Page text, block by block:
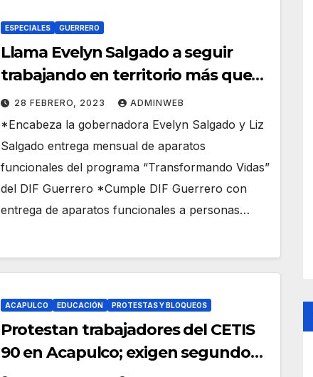
ESPECIALES GUERRERO
Llama Evelyn Salgado a seguir
trabajando en territorio más que
en escritorio con empatía y amor al
prójimo
28 FEBRERO, 2023 ADMINWEB
*Encabeza la gobernadora Evelyn Salgado y Liz
Salgado entrega mensual de aparatos
funcionales del programa “Transformando Vidas”
del DIF Guerrero *Cumple DIF Guerrero con
entrega de aparatos funcionales a personas…
ACAPULCO EDUCACIÓN PROTESTAS Y BLOQUEOS
Protestan trabajadores del CETIS
90 en Acapulco; exigen segundo